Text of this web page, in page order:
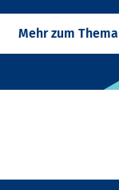
Mehr zum Thema